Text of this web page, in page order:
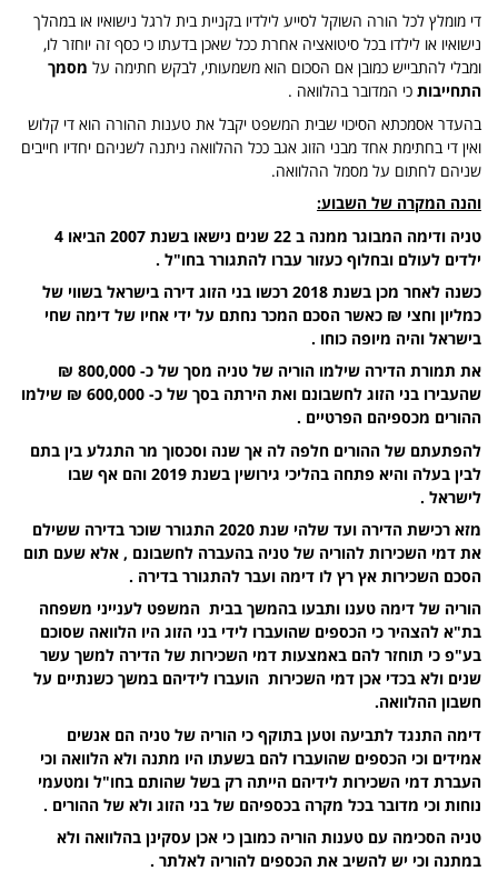
די מומלץ לכל הורה השוקל לסייע לילדיו בקניית בית לרגל נישואיו או במהלך
נישואיו או לילדו בכל סיטואציה אחרת ככל שאכן בדעתו כי כסף זה יוחזר לו,
ומבלי להתבייש כמובן אם הסכום הוא משמעותי, לבקש חתימה על מסמך
התחייבות כי המדובר בהלוואה .
בהעדר אסמכתא הסיכוי שבית המשפט יקבל את טענות ההורה הוא די קלוש
ואין די בחתימת אחד מבני הזוג אגב ככל ההלוואה ניתנה לשניהם יחדיו חייבים
שניהם לחתום על מסמל ההלוואה.
והנה המקרה של השבוע:
טניה ודימה המבוגר ממנה ב 22 שנים נישאו בשנת 2007 הביאו 4
ילדים לעולם ובחלוף כעזור עברו להתגורר בחו"ל .
כשנה לאחר מכן בשנת 2018 רכשו בני הזוג דירה בישראל בשווי של
כמליון וחצי ₪ כאשר הסכם המכר נחתם על ידי אחיו של דימה שחי
בישראל והיה מיופה כוחו .
את תמורת הדירה שילמו הוריה של טניה מסך של כ- 800,000 ₪
שהעבירו בני הזוג לחשבונם ואת הירתה בסך של כ- 600,000 ₪ שילמו
ההורים מכספיהם הפרטיים .
להפתעתם של ההורים חלפה לה אך שנה וסכסוך מר התגלע בין בתם
לבין בעלה והיא פתחה בהליכי גירושין בשנת 2019 והם אף שבו
לישראל .
מזא רכישת הדירה ועד שלהי שנת 2020 התגורר שוכר בדירה ששילם
את דמי השכירות להוריה של טניה בהעברה לחשבונם , אלא שעם תום
הסכם השכירות אץ רץ לו דימה ועבר להתגורר בדירה .
הוריה של דימה טענו ותבעו בהמשך בבית המשפט לענייני משפחה
בת"א להצהיר כי הכספים שהועברו לידי בני הזוג היו הלוואה שסוכם
בע"פ כי תוחזר להם באמצעות דמי השכירות של הדירה למשך עשר
שנים ולא בכדי אכן דמי השכירות הועברו לידיהם במשך כשנתיים על
חשבון ההלוואה.
דימה התנגד לתביעה וטען בתוקף כי הוריה של טניה הם אנשים
אמידים וכי הכספים שהועברו להם בשעתו היו מתנה ולא הלוואה וכי
העברת דמי השכירות לידיהם הייתה רק בשל שהותם בחו"ל ומטעמי
נוחות וכי מדובר בכל מקרה בכספיהם של בני הזוג ולא של ההורים .
טניה הסכימה עם טענות הוריה כמובן כי אכן עסקינן בהלוואה ולא
במתנה וכי יש להשיב את הכספים להוריה לאלתר .